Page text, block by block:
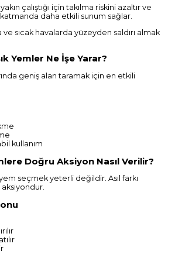
çalıştığı için takılma riskini azaltır ve
katmanda daha etkili sunum sağlar.
sıcak havalarda yüzeyden saldırı almak
Yemler Ne İşe Yarar?
geniş alan taramak için en etkili
kullanım
Doğru Aksiyon Nasıl Verilir?
seçmek yeterli değildir. Asıl farkı